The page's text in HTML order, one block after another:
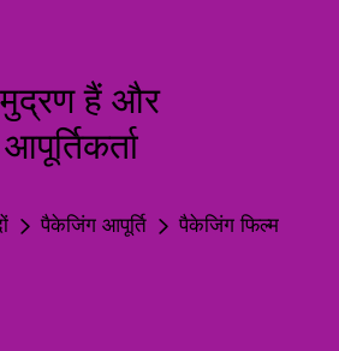
हैं और
पैकेजिंग आपूर्ति पैकेजिंग फिल्म